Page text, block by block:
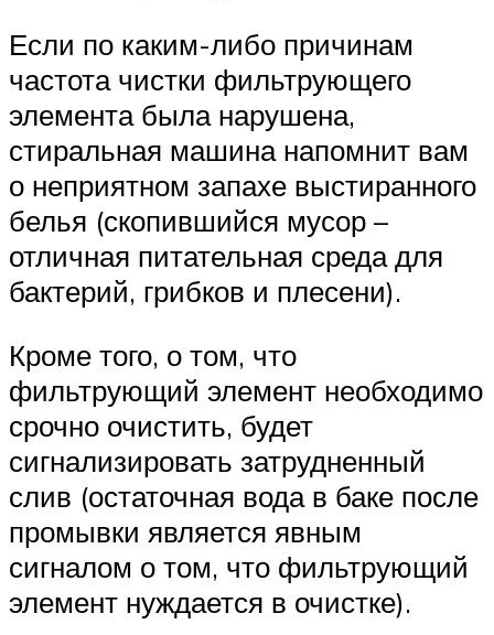
Если по каким-либо причинам
частота чистки фильтрующего
элемента была нарушена,
стиральная машина напомнит вам
о неприятном запахе выстиранного
белья (скопившийся мусор –
отличная питательная среда для
бактерий, грибков и плесени).
Кроме того, о том, что
фильтрующий элемент необходимо
срочно очистить, будет
сигнализировать затрудненный
слив (остаточная вода в баке после
промывки является явным
сигналом о том, что фильтрующий
элемент нуждается в очистке).